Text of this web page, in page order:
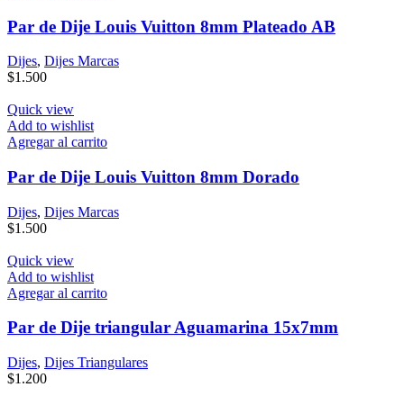
Par de Dije Louis Vuitton 8mm Plateado AB
Dijes, Dijes Marcas
$1.500
Quick view
Add to wishlist
Agregar al carrito
Par de Dije Louis Vuitton 8mm Dorado
Dijes, Dijes Marcas
$1.500
Quick view
Add to wishlist
Agregar al carrito
Par de Dije triangular Aguamarina 15x7mm
Dijes, Dijes Triangulares
$1.200